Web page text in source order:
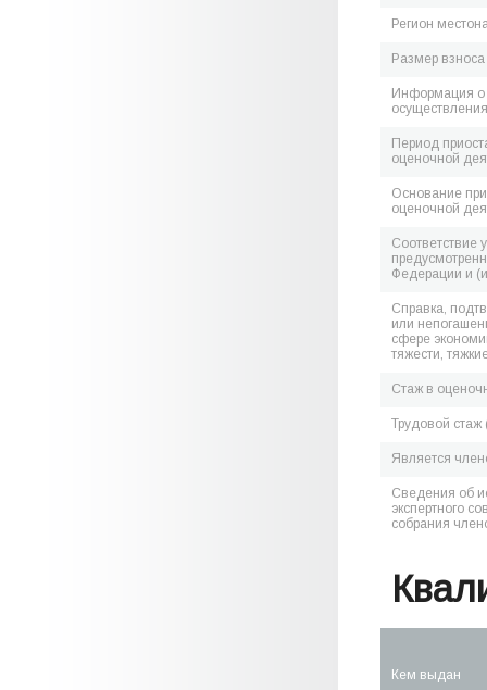
Регион
Размер
Информация о
Период
оценочной
Основание
оценочной
Соответствие
Федерации и
Справка,
или
сфере
тяжести,
Стаж в
Трудовой стаж
Является
Сведения об
экспертного
собрания
Кем выдан